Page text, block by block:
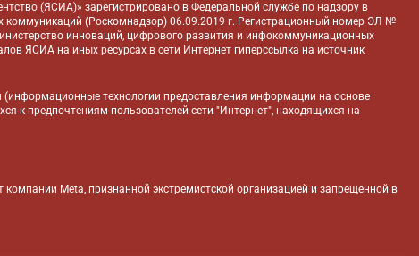
(ЯСИА)» зарегистрировано в Федеральной службе по надзору в
коммуникаций (Роскомнадзор) 06.09.2019 г. Регистрационный номер ЭЛ №
инноваций, цифрового развития и инфокоммуникационных
ЯСИА на иных ресурсах в сети Интернет гиперссылка на источник
(информационные технологии предоставления информации на основе
к предпочтениям пользователей сети "Интернет", находящихся на
Meta, признанной экстремистской организацией и запрещенной в